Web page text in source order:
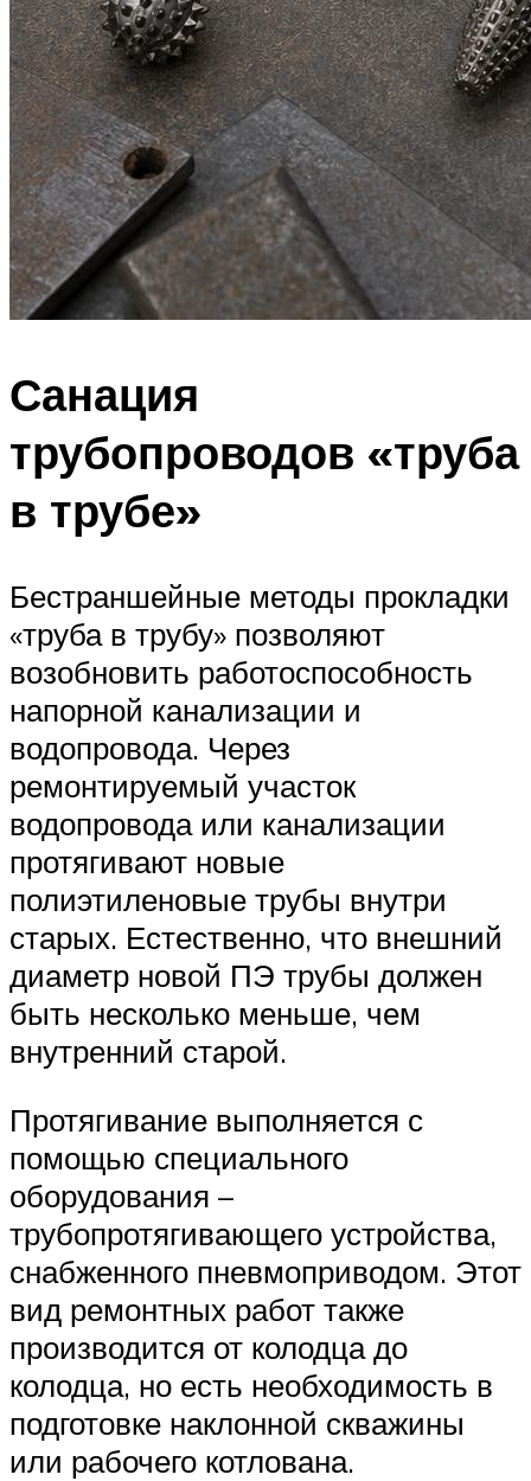
Санация
трубопроводов «труба
в трубе»
Бестраншейные методы прокладки
«труба в трубу» позволяют
возобновить работоспособность
напорной канализации и
водопровода. Через
ремонтируемый участок
водопровода или канализации
протягивают новые
полиэтиленовые трубы внутри
старых. Естественно, что внешний
диаметр новой ПЭ трубы должен
быть несколько меньше, чем
внутренний старой.
Протягивание выполняется с
помощью специального
оборудования –
трубопротягивающего устройства,
снабженного пневмоприводом. Этот
вид ремонтных работ также
производится от колодца до
колодца, но есть необходимость в
подготовке наклонной скважины
или рабочего котлована.